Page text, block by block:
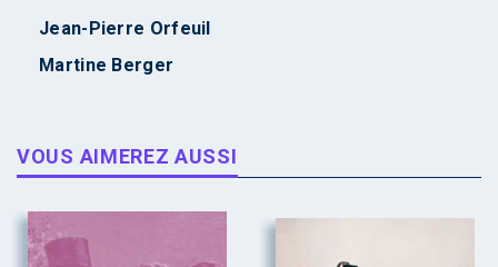
Jean-Pierre Orfeuil
Martine Berger
VOUS AIMEREZ AUSSI